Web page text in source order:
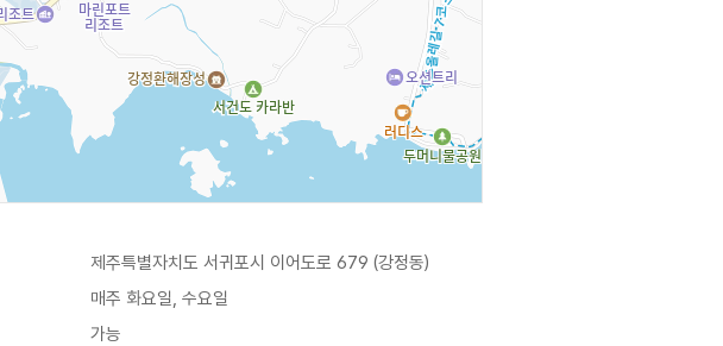
제주특별자치도 서귀포시 이어도로 679 (강정동)
매주 화요일, 수요일
가능